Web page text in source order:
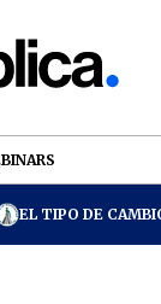
EL TIPO DE